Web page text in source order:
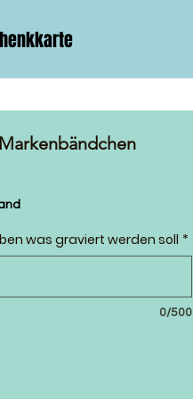
was graviert werden soll *
0/500